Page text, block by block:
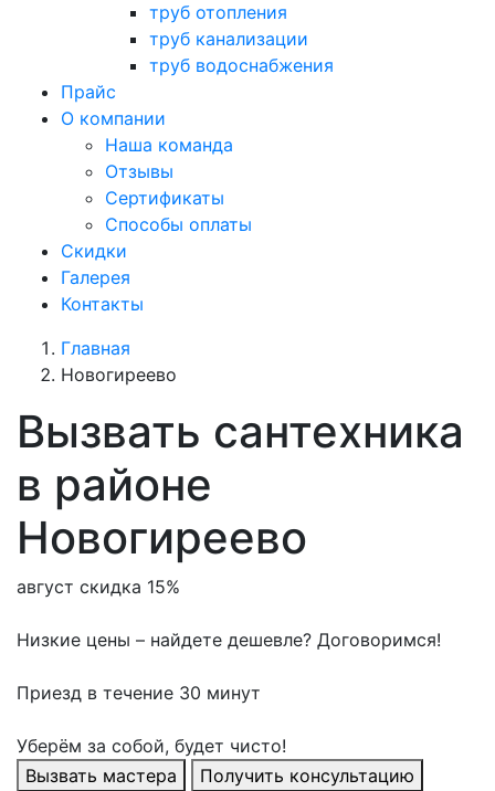
труб отопления
труб канализации
труб водоснабжения
Прайс
О компании
Наша команда
Отзывы
Сертификаты
Способы оплаты
Скидки
Галерея
Контакты
Главная
Новогиреево
Вызвать сантехника
в районе
Новогиреево
август скидка 15%
Низкие цены – найдете дешевле? Договоримся!
Приезд в течение 30 минут
Уберём за собой, будет чисто!
Вызвать мастера
Получить консультацию